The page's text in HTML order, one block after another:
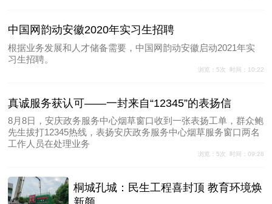
中国网韵动安徽2020年实习生招聘
根据业务发展和人才储备需要，中国网韵动安徽启动2021年实
习生招聘。
浏览：5次 时间：10:22
真诚服务获认可——一封来自“12345”的表扬信
8月8日，安庆政务服务中心烟草窗口收到一张表扬工单，群众鲍
先生拔打12345热线，表扬安庆政务服务中心烟草服务窗口两名
工作人员在处理业务
浏览：5次 时间：09:28
桐城孔城：民生工程喜封顶 教育环境焕